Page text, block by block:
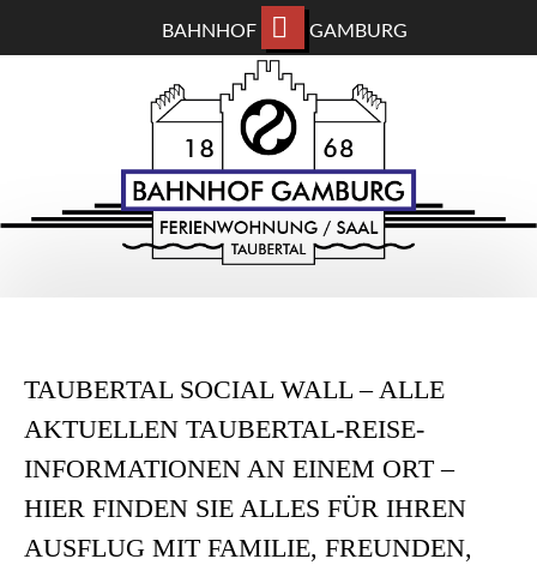
BAHNHOF GAMBURG
BAHNHOF GAMBURG
Ferienwohnung und Eventsaal im Taubertal
TAUBERTAL SOCIAL WALL – ALLE
AKTUELLEN TAUBERTAL-REISE-
INFORMATIONEN AN EINEM ORT –
HIER FINDEN SIE ALLES FÜR IHREN
AUSFLUG MIT FAMILIE, FREUNDEN,